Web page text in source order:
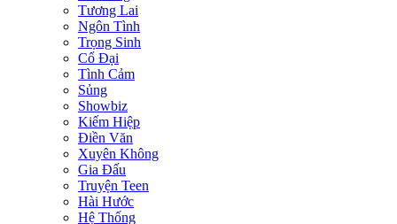
Tương Lai
Ngôn Tình
Trọng Sinh
Cổ Đại
Tình Cảm
Sủng
Showbiz
Kiếm Hiệp
Điền Văn
Xuyên Không
Gia Đấu
Truyện Teen
Hài Hước
Hệ Thống